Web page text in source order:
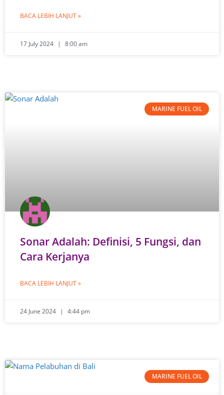
BACA LEBIH LANJUT »
17 July 2024 8:00 am
MARINE FUEL OIL
Sonar Adalah: Definisi, 5 Fungsi, dan
Cara Kerjanya
BACA LEBIH LANJUT »
24 June 2024 4:44 pm
MARINE FUEL OIL